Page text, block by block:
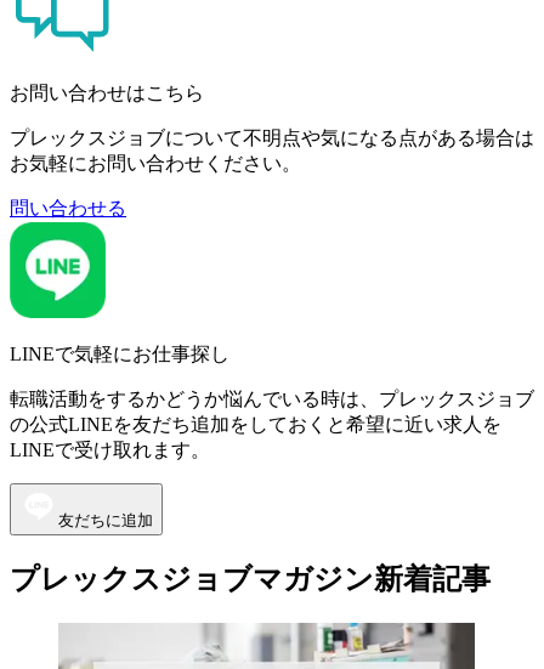
お問い合わせはこちら
プレックスジョブについて不明点や気になる点がある場合は
お気軽にお問い合わせください。
問い合わせる
LINEで気軽にお仕事探し
転職活動をするかどうか悩んでいる時は、プレックスジョブ
の公式LINEを友だち追加をしておくと希望に近い求人を
LINEで受け取れます。
友だちに追加
プレックスジョブマガジン新着記事